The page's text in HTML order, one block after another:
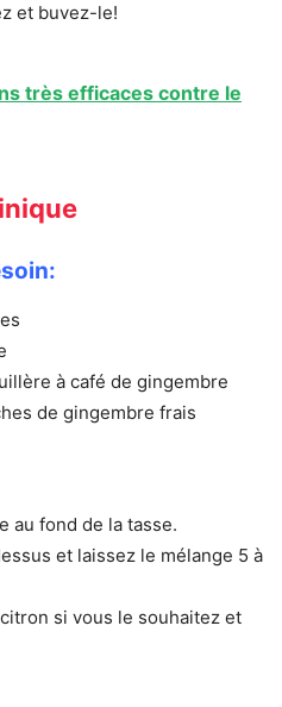
et buvez-le!
très efficaces contre le
à café de gingembre
de gingembre frais
au fond de la tasse.
et laissez le mélange 5 à
si vous le souhaitez et